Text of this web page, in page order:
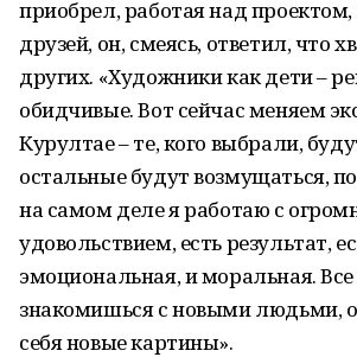
приобрел, работая над проектом,
друзей, он, смеясь, ответил, что
других. «Художники как дети –
обидчивые. Вот сейчас меняем
Курултае – те, кого выбрали,
остальные будут возмущаться,
на самом деле я работаю с
удовольствием, есть результат,
эмоциональная, и моральная.
знакомишься с новыми людьми,
себя новые картины».